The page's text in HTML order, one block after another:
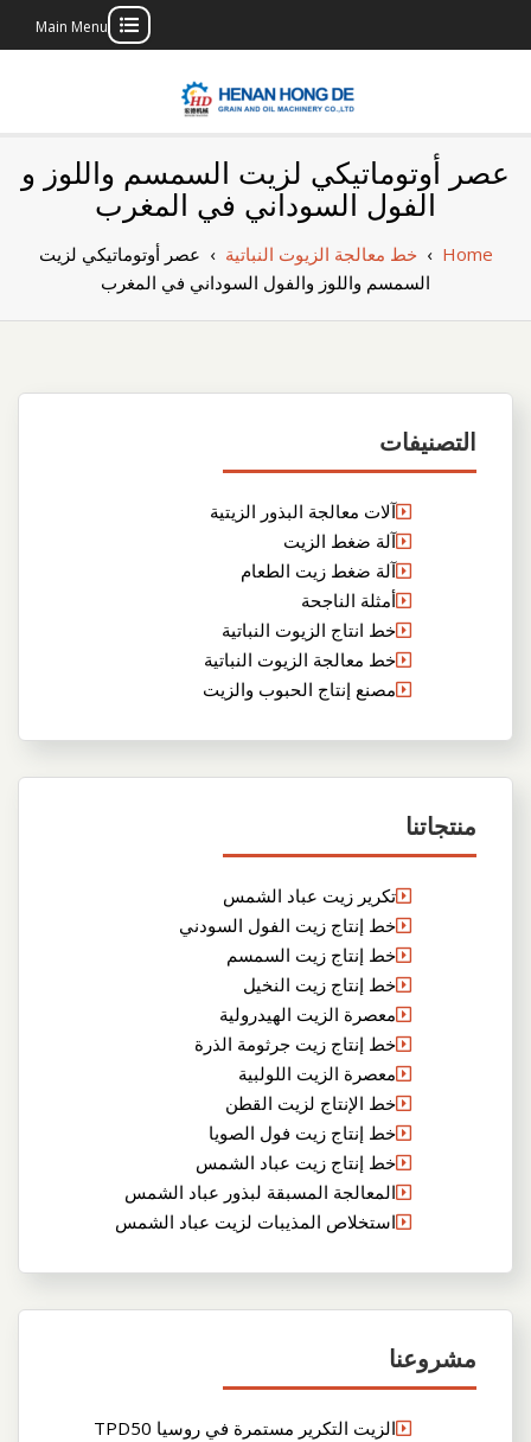
Main Menu
بناء مصنع إنتاج
الزيوت النباتية
الخاص بك
عصر أوتوماتيكي لزيت السمسم واللوز و
الفول السوداني في المغرب
Home
› خط معالجة الزيوت النباتية › عصر أوتوماتيكي لزيت
السمسم واللوز والفول السوداني في المغرب
التصنيفات
آلات معالجة البذور الزيتية
آلة ضغط الزيت
آلة ضغط زيت الطعام
أمثلة الناجحة
خط انتاج الزيوت النباتية
خط معالجة الزيوت النباتية
مصنع إنتاج الحبوب والزيت
منتجاتنا
تكرير زيت عباد الشمس
خط إنتاج زيت الفول السودني
خط إنتاج زيت السمسم
خط إنتاج زيت النخيل
معصرة الزيت الهيدرولية
خط إنتاج زيت جرثومة الذرة
معصرة الزيت اللولبية
خط الإنتاج لزيت القطن
خط إنتاج زيت فول الصويا
خط إنتاج زيت عباد الشمس
المعالجة المسبقة لبذور عباد الشمس
استخلاص المذيبات لزيت عباد الشمس
مشروعنا
الزيت التكرير مستمرة في روسيا TPD50